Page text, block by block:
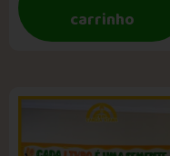
carrinho